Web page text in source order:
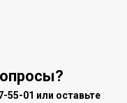
55-01 или оставьте